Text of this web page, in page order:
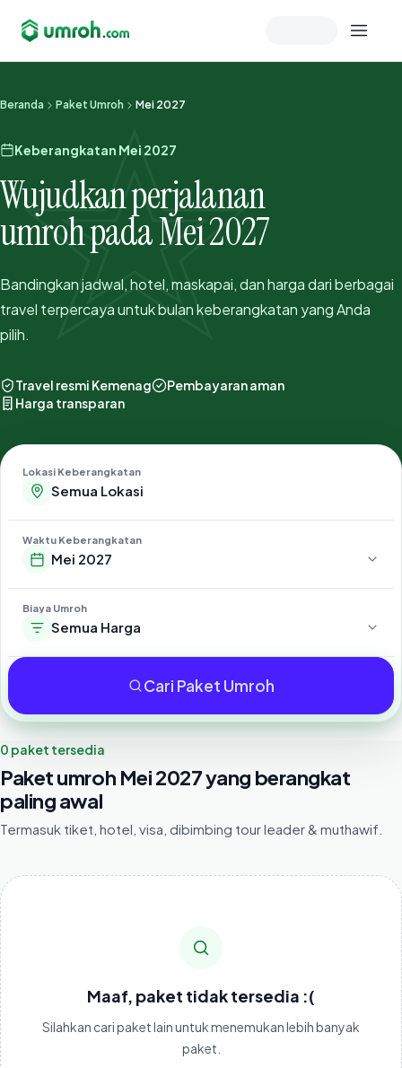
Memeriksa sesi akun
Beranda Paket Umroh Mei 2027
Keberangkatan Mei 2027
Wujudkan perjalanan
umroh pada Mei 2027
Bandingkan jadwal, hotel, maskapai, dan harga dari berbagai
travel terpercaya untuk bulan keberangkatan yang Anda
pilih.
Travel resmi Kemenag
Pembayaran aman
Harga transparan
Lokasi Keberangkatan
Waktu Keberangkatan
Mei 2027
Biaya Umroh
Semua Harga
Cari Paket Umroh
0 paket tersedia
Paket umroh Mei 2027 yang berangkat
paling awal
Termasuk tiket, hotel, visa, dibimbing tour leader & muthawif.
Maaf, paket tidak tersedia :(
Silahkan cari paket lain untuk menemukan lebih banyak
paket.